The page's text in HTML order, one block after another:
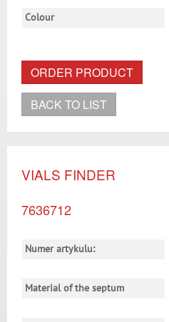
Colour
ORDER PRODUCT
BACK TO LIST
VIALS FINDER
7636712
Numer artykulu:
Material of the septum